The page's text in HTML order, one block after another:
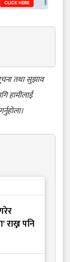
तथा सुझाव
हामीलाई
पनि